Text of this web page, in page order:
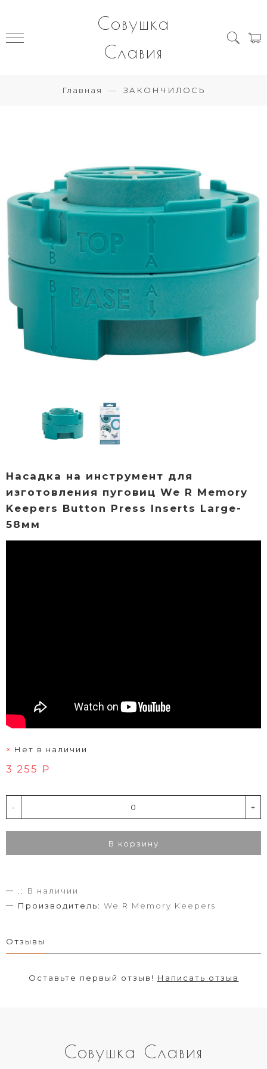
Совушка
Славия
Главная ЗАКОНЧИЛОСЬ
Насадка на инструмент для
изготовления пуговиц We R Memory
Keepers Button Press Inserts Large-
58мм
Нет в наличии
3 255 ₽
- +
В корзину
.:
В наличии
Производитель: We R Memory Keepers
Отзывы
Оставьте первый отзыв! Написать отзыв
Совушка Славия